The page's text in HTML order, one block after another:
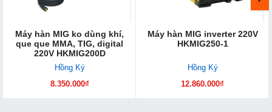
Máy hàn MIG ko dùng khí,
que que MMA, TIG, digital
220V HKMIG200D
Hồng Ký
8.350.000₫
Máy hàn MIG inverter 220V
HKMIG250-1
Hồng Ký
12.860.000₫